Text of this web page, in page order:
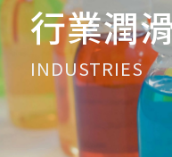
行業潤
INDUSTRIES